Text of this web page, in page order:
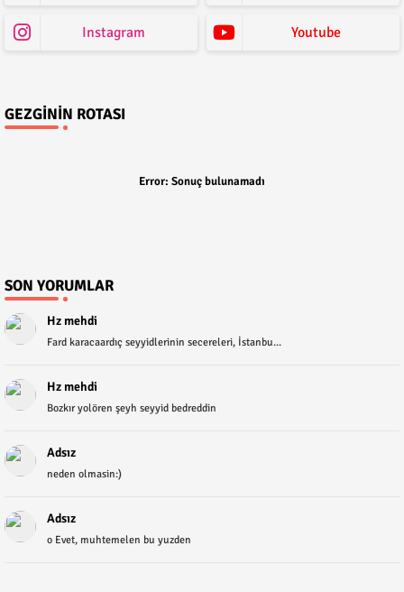
Instagram Youtube
GEZGININ ROTASI
Error: Sonuç bulunamadı
SON YORUMLAR
Hz mehdi
Fard karacaardıç seyyidlerinin secereleri, İstanbu...
Hz mehdi
Bozkır yolören şeyh seyyid bedreddin
Adsız
neden olmasin:)
Adsız
o Evet, muhtemelen bu yuzden